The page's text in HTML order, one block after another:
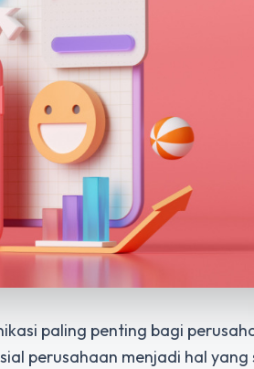
paling penting bagi
perusahaan menjadi hal